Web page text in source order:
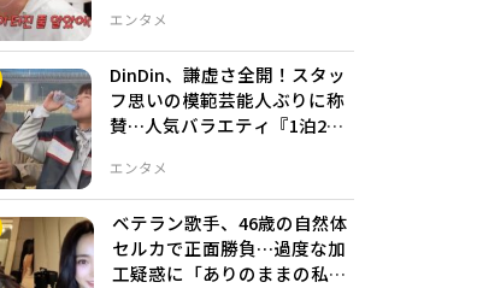
エンタメ
エンタメ
DinDin、謙虚さ全開！スタッ
フ思いの模範芸能人ぶりに称
賛…人気バラエティ『1泊2日
ベテラン歌手、46歳の自然体
セルカで正面勝負…過度な加
工疑惑に「ありのままの私